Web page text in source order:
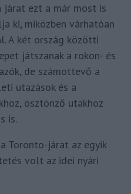
járat ezt a már most is
ki, miközben várhatóan
A két ország közötti
játszanak a rokon- és
de számottevő a
utazások és a
ösztönző utakhoz
is.
Toronto-járat az egyik
volt az idei nyári